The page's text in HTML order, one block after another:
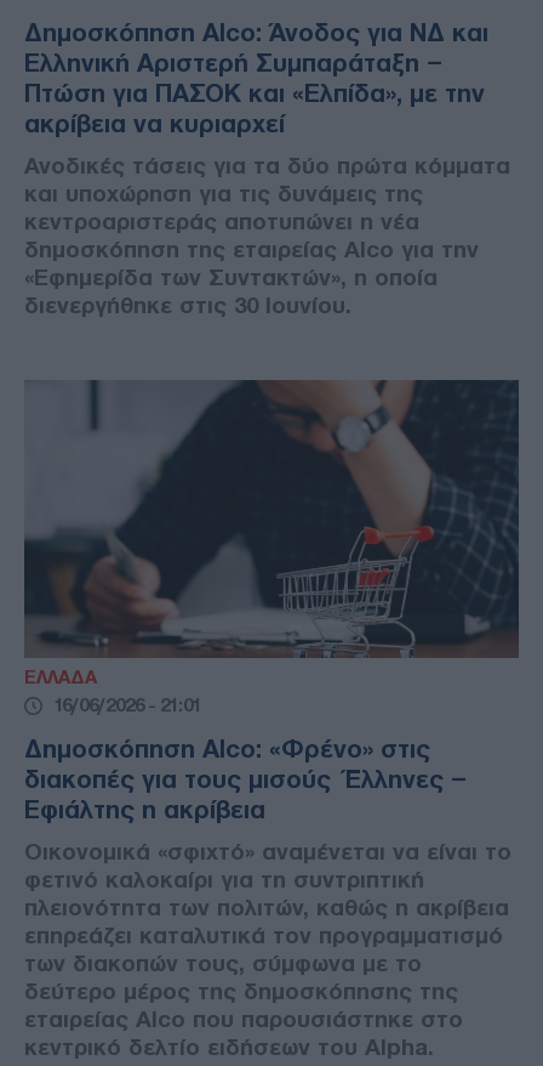
Δημοσκόπηση Alco: Άνοδος για ΝΔ και
Ελληνική Αριστερή Συμπαράταξη –
Πτώση για ΠΑΣΟΚ και «Ελπίδα», με την
ακρίβεια να κυριαρχεί
Ανοδικές τάσεις για τα δύο πρώτα κόμματα
και υποχώρηση για τις δυνάμεις της
κεντροαριστεράς αποτυπώνει η νέα
δημοσκόπηση της εταιρείας Alco για την
«Εφημερίδα των Συντακτών», η οποία
διενεργήθηκε στις 30 Ιουνίου.
ΕΛΛΑΔΑ
16/06/2026 - 21:01
Δημοσκόπηση Alco: «Φρένο» στις
διακοπές για τους μισούς Έλληνες –
Εφιάλτης η ακρίβεια
Οικονομικά «σφιχτό» αναμένεται να είναι το
φετινό καλοκαίρι για τη συντριπτική
πλειονότητα των πολιτών, καθώς η ακρίβεια
επηρεάζει καταλυτικά τον προγραμματισμό
των διακοπών τους, σύμφωνα με το
δεύτερο μέρος της δημοσκόπησης της
εταιρείας Alco που παρουσιάστηκε στο
κεντρικό δελτίο ειδήσεων του Alpha.